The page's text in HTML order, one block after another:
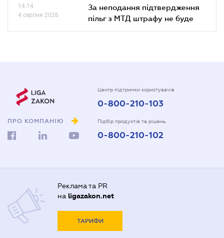
14.14
4 серпня 2026
За неподання підтвердження
пільг з МТД штрафу не буде
ПРО КОМПАНІЮ
Центр підтримки користувачів
0-800-210-103
Підбір продуктів та рішень
0-800-210-102
Реклама та PR
на ligazakon.net
ТАРИФИ